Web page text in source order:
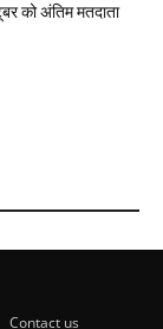
को अंतिम मतदाता
Contact us